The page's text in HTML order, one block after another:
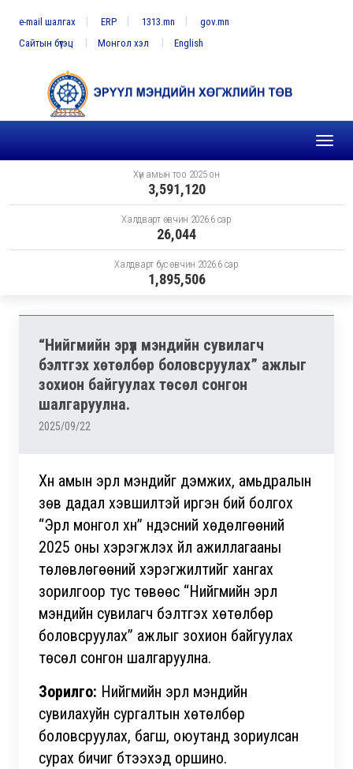
e-mail шалгах ERP 1313.mn
gov.mn
Сайтын бүтэц
Монгол хэл English
Toggle
Хүн амын тоо 2025 он
3,591,120
Халдварт өвчин 2026.6 сар
26,044
Халдварт бус өвчин 2026.6 сар
1,895,506
“Нийгмийн эрүүл мэндийн сувилагч
бэлтгэх хөтөлбөр боловсруулах” ажлыг
зохион байгуулах төсөл сонгон
шалгаруулна.
2025/09/22
Хүн амын эрүүл мэндийг дэмжих, амьдралын
зөв дадал хэвшилтэй иргэн бий болгох
“Эрүүл монгол хүн” үндэсний хөдөлгөөний
2025 оны хэрэгжүүлэх үйл ажиллагааны
төлөвлөгөөний хэрэгжилтийг хангах
зорилгоор тус төвөөс “Нийгмийн эрүүл
мэндийн сувилагч бэлтгэх хөтөлбөр
боловсруулах” ажлыг зохион байгуулах
төсөл сонгон шалгаруулна.
Зорилго: Нийгмийн эрүүл мэндийн
сувилахуйн сургалтын хөтөлбөр
боловсруулах, багш, оюутанд зориулсан
сурах бичиг бүтээхэд оршино.